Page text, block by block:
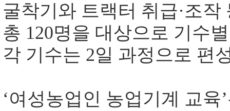
굴착기와 트랙터 취급·조작
총 120명을 대상으로 기수
각 기수는 2일 과정으로 편
‘여성농업인 농업기계 교육’